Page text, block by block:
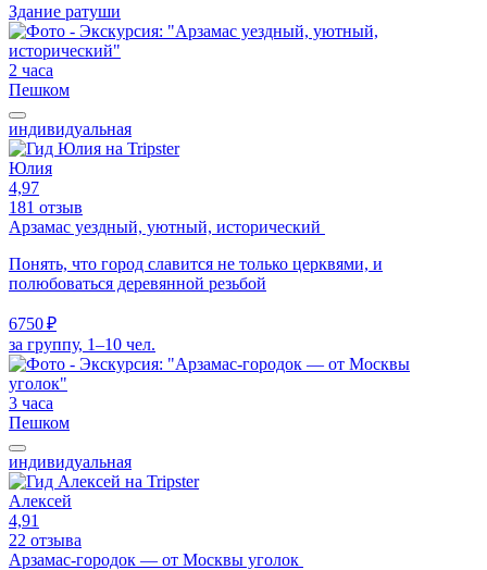
Здание ратуши
2 часа
Пешком
индивидуальная
Юлия
4,97
181 отзыв
Арзамас уездный, уютный, исторический
Понять, что город славится не только церквями, и
полюбоваться деревянной резьбой
6750 ₽
за группу, 1–10 чел.
3 часа
Пешком
индивидуальная
Алексей
4,91
22 отзыва
Арзамас-городок — от Москвы уголок